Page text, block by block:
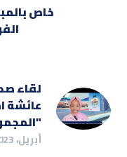
خاص
لقاء
عائشة
المجموعة القصصية "هي"
16 أبريل، 2023